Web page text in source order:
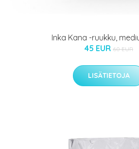
Inka Kana -ruukku,
45 EUR 60 EUR
LISÄTIETOJA